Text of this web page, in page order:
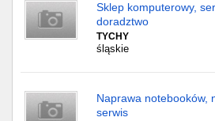
Sklep komputerowy,
doradztwo
TYCHY
śląskie
Naprawa notebooków,
serwis